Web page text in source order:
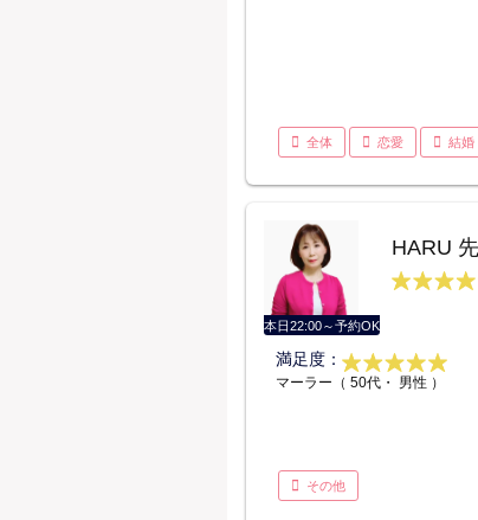
全体 恋愛 結婚
本日22:00～予約OK
HARU
満足度：
マーラー（ 50代・ 男性 ）
その他